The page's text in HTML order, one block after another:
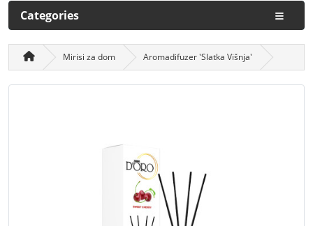
Categories
Mirisi za dom Aromadifuzer 'Slatka Višnja'